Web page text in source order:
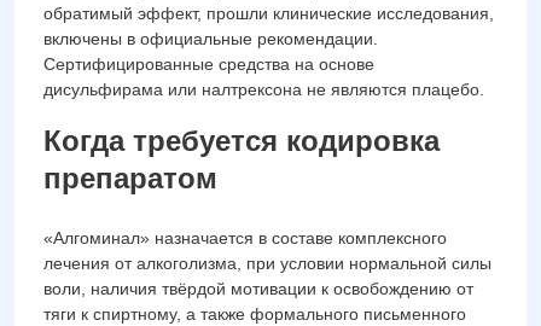
обратимый эффект, прошли клинические исследования,
включены в официальные рекомендации.
Сертифицированные средства на основе
дисульфирама или налтрексона не являются плацебо.
Когда требуется кодировка
препаратом
«Алгоминал» назначается в составе комплексного
лечения от алкоголизма, при условии нормальной силы
воли, наличия твёрдой мотивации к освобождению от
тяги к спиртному, а также формального письменного